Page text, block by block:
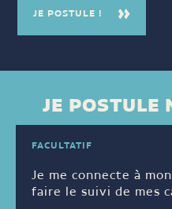
JE POSTULE !
JE
FACULTATIF
Je me connecte à
faire le suivi de mes